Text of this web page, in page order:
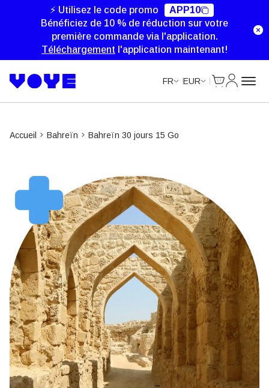
⚡ Utilisez le code promo
APP10
Bénéficiez de 10 % de réduction sur votre
première commande via l'application.
Téléchargement l'application maintenant!
FR EUR
Accueil Bahreïn Bahreïn 30 jours 15 Go